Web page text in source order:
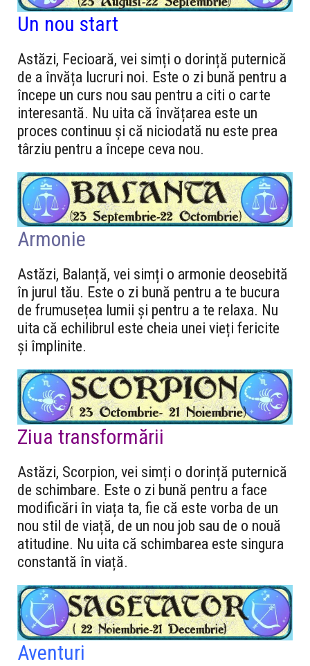
Un nou start
Astăzi, Fecioară, vei simți o dorință puternică
de a învăța lucruri noi. Este o zi bună pentru a
începe un curs nou sau pentru a citi o carte
interesantă. Nu uita că învățarea este un
proces continuu și că niciodată nu este prea
târziu pentru a începe ceva nou.
Armonie
Astăzi, Balanță, vei simți o armonie deosebită
în jurul tău. Este o zi bună pentru a te bucura
de frumusețea lumii și pentru a te relaxa. Nu
uita că echilibrul este cheia unei vieți fericite
și împlinite.
Ziua transformării
Astăzi, Scorpion, vei simți o dorință puternică
de schimbare. Este o zi bună pentru a face
modificări în viața ta, fie că este vorba de un
nou stil de viață, de un nou job sau de o nouă
atitudine. Nu uita că schimbarea este singura
constantă în viață.
Aventuri